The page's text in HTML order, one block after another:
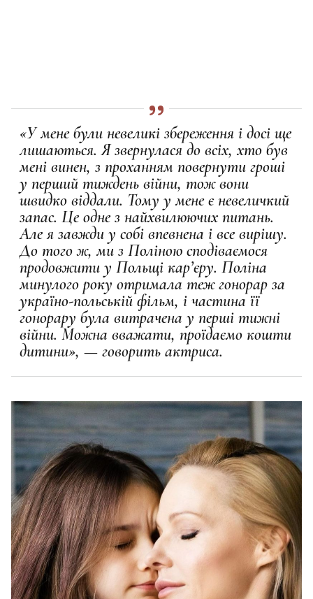
«У мене були невеликі збереження і досі ще
лишаються. Я звернулася до всіх, хто був
мені винен, з проханням повернути гроші
у перший тиждень війни, тож вони
швидко віддали. Тому у мене є невеличкий
запас. Це одне з найхвилюючих питань.
Але я завжди у собі впевнена і все вирішу.
До того ж, ми з Поліною сподіваємося
продовжити у Польщі кар’єру. Поліна
минулого року отримала теж гонорар за
україно-польській фільм, і частина її
гонорару була витрачена у перші тижні
війни. Можна вважати, проїдаємо кошти
дитини», — говорить актриса.